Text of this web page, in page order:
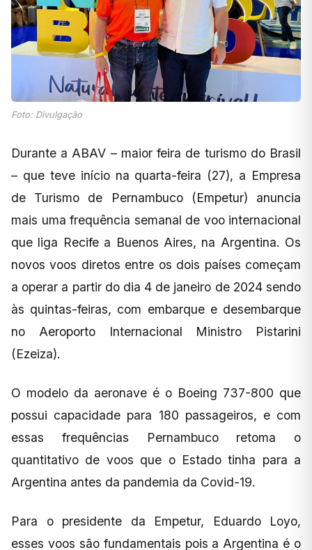
Foto: Divulgação
Durante a ABAV – maior feira de turismo do Brasil
– que teve início na quarta-feira (27), a Empresa
de Turismo de Pernambuco (Empetur) anuncia
mais uma frequência semanal de voo internacional
que liga Recife a Buenos Aires, na Argentina. Os
novos voos diretos entre os dois países começam
a operar a partir do dia 4 de janeiro de 2024 sendo
às quintas-feiras, com embarque e desembarque
no Aeroporto Internacional Ministro Pistarini
(Ezeiza).
O modelo da aeronave é o Boeing 737-800 que
possui capacidade para 180 passageiros, e com
essas frequências Pernambuco retoma o
quantitativo de voos que o Estado tinha para a
Argentina antes da pandemia da Covid-19.
Para o presidente da Empetur, Eduardo Loyo,
esses voos são fundamentais pois a Argentina é o